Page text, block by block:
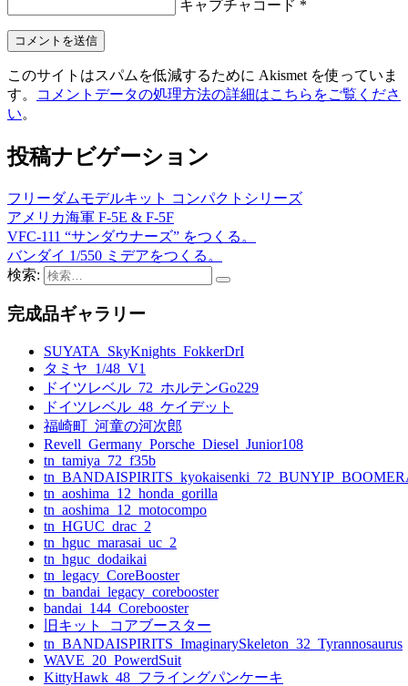
キャプチャコード *
このサイトはスパムを低減するために Akismet を使っていま
す。
コメントデータの処理方法の詳細はこちらをご覧くださ
い。
投稿ナビゲーション
フリーダムモデルキット コンパクトシリーズ
アメリカ海軍 F-5E & F-5F
VFC-111 “サンダウナーズ” をつくる。
バンダイ 1/550 ミデアをつくる。
検索:
完成品ギャラリー
SUYATA_SkyKnights_FokkerDrI
タミヤ_1/48_V1
ドイツレベル_72_ホルテンGo229
ドイツレベル_48_ケイデット
福崎町_河童の河次郎
Revell_Germany_Porsche_Diesel_Junior108
tn_tamiya_72_f35b
tn_aoshima_12_honda_gorilla
tn_aoshima_12_motocompo
tn_HGUC_drac_2
tn_hguc_marasai_uc_2
tn_hguc_dodaikai
tn_legacy_CoreBooster
tn_bandai_legacy_corebooster
bandai_144_Corebooster
旧キット_コアブースター
tn_BANDAISPIRITS_ImaginarySkeleton_32_Tyrannosaurus
WAVE_20_PowerdSuit
KittyHawk_48_フライングパンケーキ